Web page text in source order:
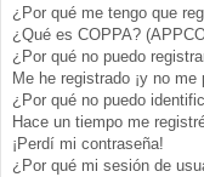
¿Por qué me tengo que
¿Qué es COPPA?
¿Por qué no puedo
Me he registrado ¡y no me
¿Por qué no puedo
Hace un tiempo me
¡Perdí mi contraseña!
¿Por qué mi sesión de